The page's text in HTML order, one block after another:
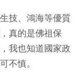
技、鴻海等優質
真的是佛祖保
我也知道國家政
不慎。